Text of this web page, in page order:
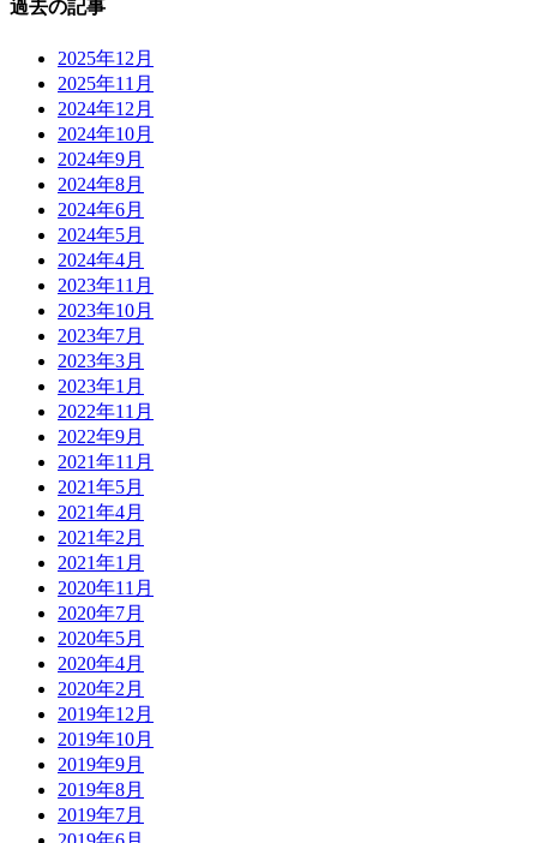
過去の記事
2025年12月
2025年11月
2024年12月
2024年10月
2024年9月
2024年8月
2024年6月
2024年5月
2024年4月
2023年11月
2023年10月
2023年7月
2023年3月
2023年1月
2022年11月
2022年9月
2021年11月
2021年5月
2021年4月
2021年2月
2021年1月
2020年11月
2020年7月
2020年5月
2020年4月
2020年2月
2019年12月
2019年10月
2019年9月
2019年8月
2019年7月